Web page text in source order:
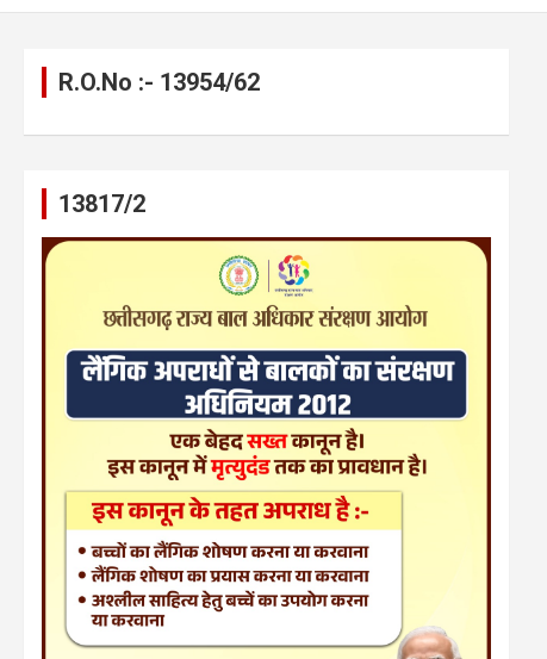
R.O.No :- 13954/62
13817/2